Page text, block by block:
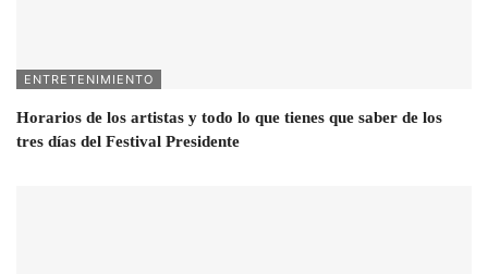
ENTRETENIMIENTO
Horarios de los artistas y todo lo que tienes que saber de los
tres días del Festival Presidente